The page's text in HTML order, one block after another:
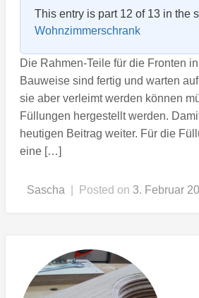
This entry is part 12 of 13 in the
Wohnzimmerschrank
Die Rahmen-Teile für die Fronten
Bauweise sind fertig und warten
sie aber verleimt werden können
Füllungen hergestellt werden.
heutigen Beitrag weiter. Für die
eine […]
Sascha Posted on 3. Februar